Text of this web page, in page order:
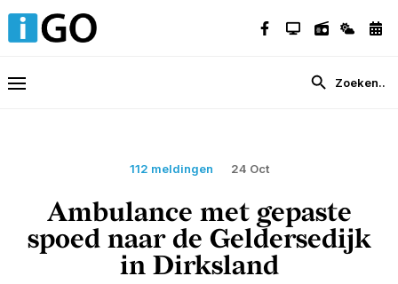
112 meldingen 24 Oct
Ambulance met gepaste
spoed naar de Geldersedijk
in Dirksland